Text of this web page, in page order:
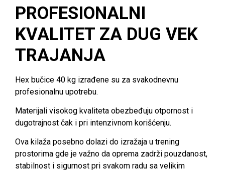
PROFESIONALNI
KVALITET ZA DUG VEK
TRAJANJA
Hex bučice 40 kg izrađene su za svakodnevnu
profesionalnu upotrebu.
Materijali visokog kvaliteta obezbeđuju otpornost i
dugotrajnost čak i pri intenzivnom korišćenju.
Ova kilaža posebno dolazi do izražaja u trening
prostorima gde je važno da oprema zadrži pouzdanost,
stabilnost i sigurnost pri svakom radu sa velikim